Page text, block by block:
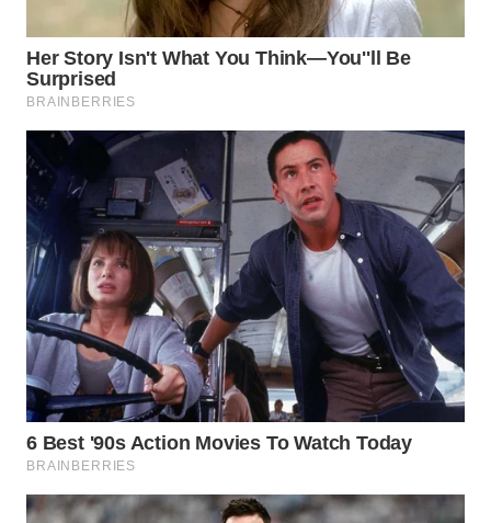
WN
MADURA
WN
SURABAYA
NATUNA
WN
BINTAN
WN
MANDALIKA
WN
LIKUPANG